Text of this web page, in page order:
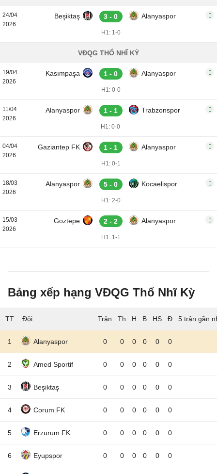
24/04
2026
Beşiktaş 3 - 0 Alanyaspor
H1: 1-0
VĐQG THỔ NHĨ KỲ
19/04
2026
Kasımpaşa 1 - 0 Alanyaspor
H1: 0-0
11/04
2026
Alanyaspor 1 - 1 Trabzonspor
H1: 0-0
04/04
2026
Gaziantep FK 1 - 1 Alanyaspor
H1: 0-1
18/03
2026
Alanyaspor 5 - 0 Kocaelispor
H1: 2-0
15/03
2026
Goztepe 2 - 2 Alanyaspor
H1: 1-1
Bảng xếp hạng VĐQG Thổ Nhĩ Kỳ
TT Đội 5 trận gần
1 Alanyaspor 0 0 0 0 0 0
2 Amed Sportif 0 0 0 0 0 0
3 Beşiktaş 0 0 0 0 0 0
4 Corum FK 0 0 0 0 0 0
5 Erzurum FK 0 0 0 0 0 0
6 Eyupspor 0 0 0 0 0 0